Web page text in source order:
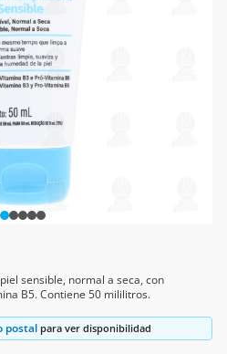
sensible, normal a seca, con
B5. Contiene 50 mililitros.
postal para ver disponibilidad